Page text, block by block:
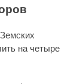
на четыре